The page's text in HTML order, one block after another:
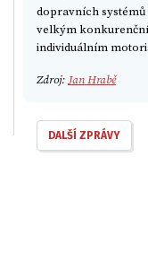
dopravních
velkým
individuálním
Zdroj: Jan Hrabě
DALŠÍ ZPRÁVY